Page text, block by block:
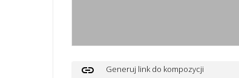
link
Generuj link do kompozycji